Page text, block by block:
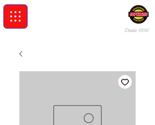
Desde 1996